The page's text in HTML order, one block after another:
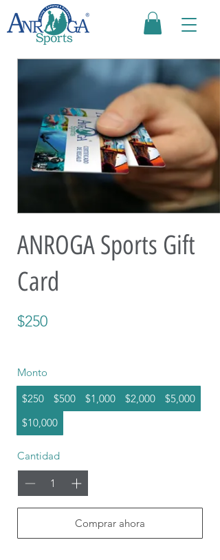
ANROGA Sports Gift
Card
$250
Monto
$250
$500 $1,000 $2,000
$5,000
$10,000
Cantidad
Comprar ahora